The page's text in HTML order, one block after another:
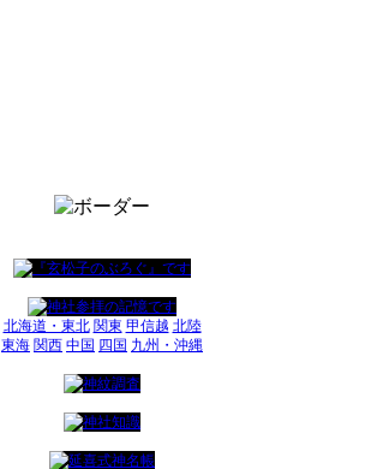
北海道・東北 関東 甲信越 北陸
東海 関西 中国 四国 九州・沖縄